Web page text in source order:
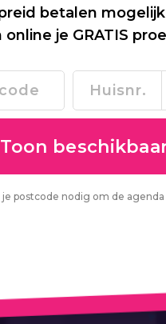
betalen mogelijk
online je GRATIS
je postcode nodig om de